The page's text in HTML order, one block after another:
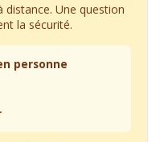
Une question
la sécurité.
personne